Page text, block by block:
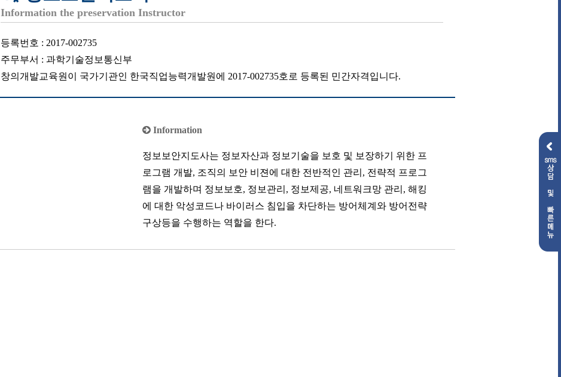
Information the preservation Instructor
등록번호 : 2017-002735
주무부서 : 과학기술정보통신부
창의개발교육원이 국가기관인 한국직업능력개발원에 2017-002735호로 등록된 민간자격입니다.
Information
정보보안지도사는 정보자산과 정보기술을 보호 및 보장하기 위한 프
로그램 개발, 조직의 보안 비젼에 대한 전반적인 관리, 전략적 프로그
램을 개발하며 정보보호, 정보관리, 정보제공, 네트워크망 관리, 해킹
에 대한 악성코드나 바이러스 침입을 차단하는 방어체계와 방어전략
구상등을 수행하는 역할을 한다.